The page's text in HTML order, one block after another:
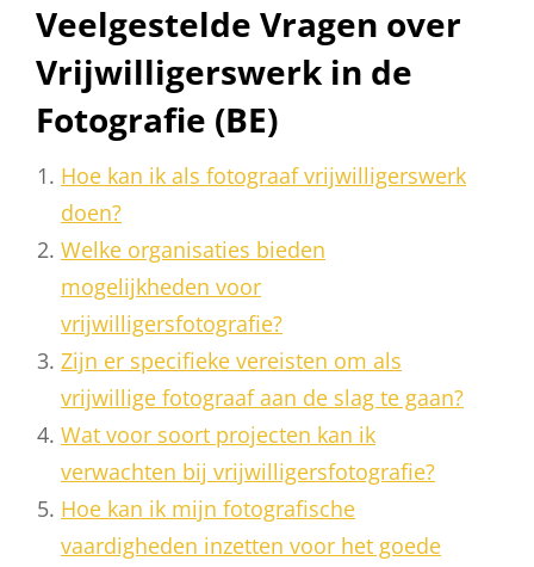
Veelgestelde Vragen over
Vrijwilligerswerk in de
Fotografie (BE)
Hoe kan ik als fotograaf vrijwilligerswerk
doen?
Welke organisaties bieden
mogelijkheden voor
vrijwilligersfotografie?
Zijn er specifieke vereisten om als
vrijwillige fotograaf aan de slag te gaan?
Wat voor soort projecten kan ik
verwachten bij vrijwilligersfotografie?
Hoe kan ik mijn fotografische
vaardigheden inzetten voor het goede